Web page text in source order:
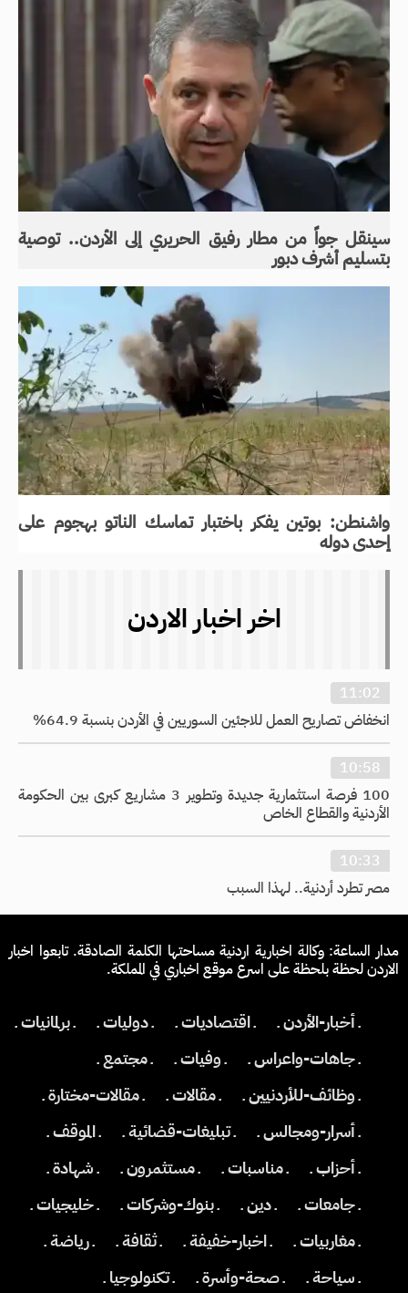
سينقل جواً من مطار رفيق الحريري إلى الأردن.. توصية
بتسليم أشرف دبور
واشنطن: بوتين يفكر باختبار تماسك الناتو بهجوم على
إحدى دوله
اخر اخبار الاردن
11:02
انخفاض تصاريح العمل للاجئين السوريين في الأردن بنسبة 64.9%
10:58
100 فرصة استثمارية جديدة وتطوير 3 مشاريع كبرى بين الحكومة
الأردنية والقطاع الخاص
10:33
مصر تطرد أردنية.. لهذا السبب
مدار الساعة: وكالة اخبارية اردنية مساحتها الكلمة الصادقة. تابعوا اخبار
الاردن لحظة بلحظة على اسرع موقع اخباري في المملكة.
ـ أخبار-الأردن ـ ـ اقتصاديات ـ ـ دوليات ـ
ـ برلمانيات ـ
ـ جاهات-واعراس ـ
ـ وفيات ـ
ـ مجتمع ـ
ـ وظائف-للأردنيين ـ
ـ مقالات ـ
ـ مقالات-مختارة ـ
ـ أسرار-ومجالس ـ
ـ تبليغات-قضائية ـ
ـ الموقف ـ
ـ أحزاب ـ
ـ مناسبات ـ ـ مستثمرون ـ
ـ شهادة ـ
ـ جامعات ـ
ـ دين ـ ـ بنوك-وشركات ـ
ـ خليجيات ـ
ـ مغاربيات ـ
ـ اخبار-خفيفة ـ ـ ثقافة ـ
ـ رياضة ـ
ـ سياحة ـ
ـ صحة-وأسرة ـ ـ تكنولوجيا ـ